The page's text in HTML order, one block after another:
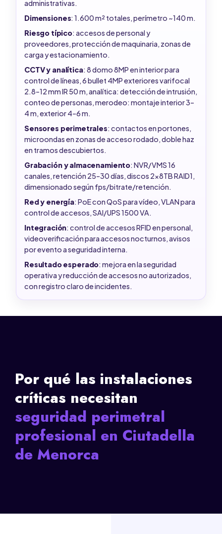
administrativas.
Dimensiones: 1.600 m² totales, perímetro ~140 m.
Riesgo típico: accesos de personal y
proveedores, protección de maquinaria, zonas de
carga y estacionamiento.
CCTV y analítica: 8 domo 8MP en interior para
control de líneas, 6 bullet 4MP exteriores varifocal
2.8–12 mm IR 50 m, analítica: detección de intrusión,
conteo de personas, merodeo: montaje interior 3–
4 m, exterior 4–6 m.
Sensores perimetrales: contactos en portones,
microondas en zonas de acceso rodado, doble haz
en tramos descubiertos.
Grabación y almacenamiento: NVR/VMS 16
canales, retención 25–30 días, discos 2x8TB RAID1,
dimensionado según fps/bitrate/retención.
Red y energía: PoE con QoS para vídeo, VLAN para
control de accesos, SAI/UPS 1500 VA.
Integración: control de accesos RFID en personal,
videoverificación para accesos nocturnos, avisos
por evento a seguridad interna.
Resultado esperado: mejora en la seguridad
operativa y reducción de accesos no autorizados,
con registro claro de incidentes.
Por qué las instalaciones
críticas necesitan
seguridad perimetral
profesional en Ciutadella
de Menorca